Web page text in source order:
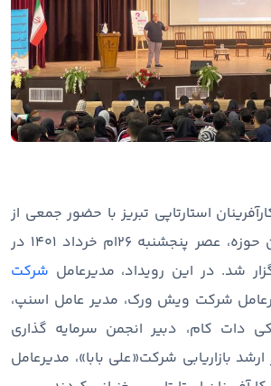
استارتاپی تبریز با حضور جمعی از
فعالان موفق در این حوزه، عصر پنجشنبه 26‌ام خرداد 1401 در
شد. در این رویداد، مدیرعامل شرکت
شرکت ویش ورک، مدیر عامل اسنپ،
دات کام، دبیر انجمن سرمایه گذاری
بازاریابی شرکت«علی بابا»، مدیرعامل